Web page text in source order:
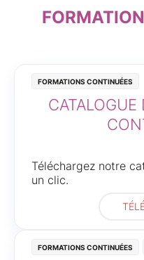
Formations continuées
Téléchargez notre
un clic.
Formations continuées